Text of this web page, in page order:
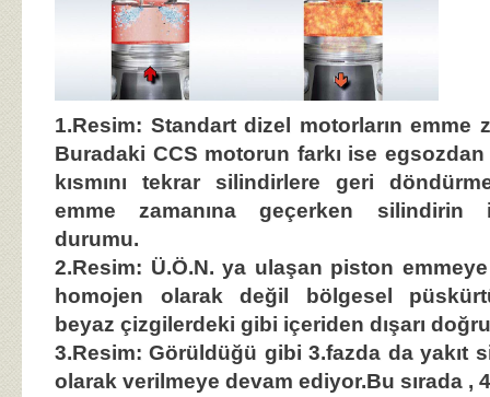
1.Resim: Standart dizel motorların emme
Buradaki CCS motorun farkı ise egsozdan
kısmını tekrar silindirlere geri
emme zamanına geçerken silindirin
durumu.
2.Resim: Ü.Ö.N. ya ulaşan piston
homojen olarak değil bölgesel
beyaz çizgilerdeki gibi içeriden dışarı
3.Resim: Görüldüğü gibi 3.fazda da yakıt
olarak verilmeye devam ediyor.Bu sırada ,